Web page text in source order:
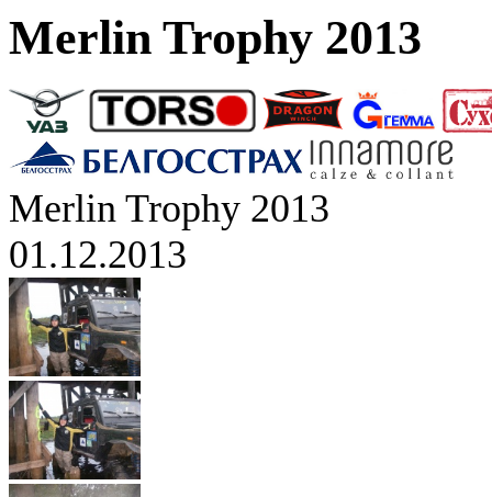
Merlin Trophy 2013
Merlin Trophy 2013
01.12.2013